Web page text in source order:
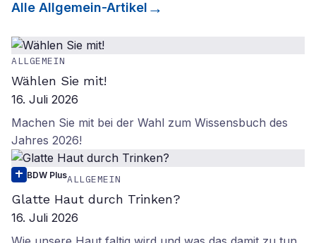
Alle Allgemein-Artikel
ALLGEMEIN
Wählen Sie mit!
16. Juli 2026
Machen Sie mit bei der Wahl zum Wissensbuch des
Jahres 2026!
BDW PlusALLGEMEIN
Glatte Haut durch Trinken?
16. Juli 2026